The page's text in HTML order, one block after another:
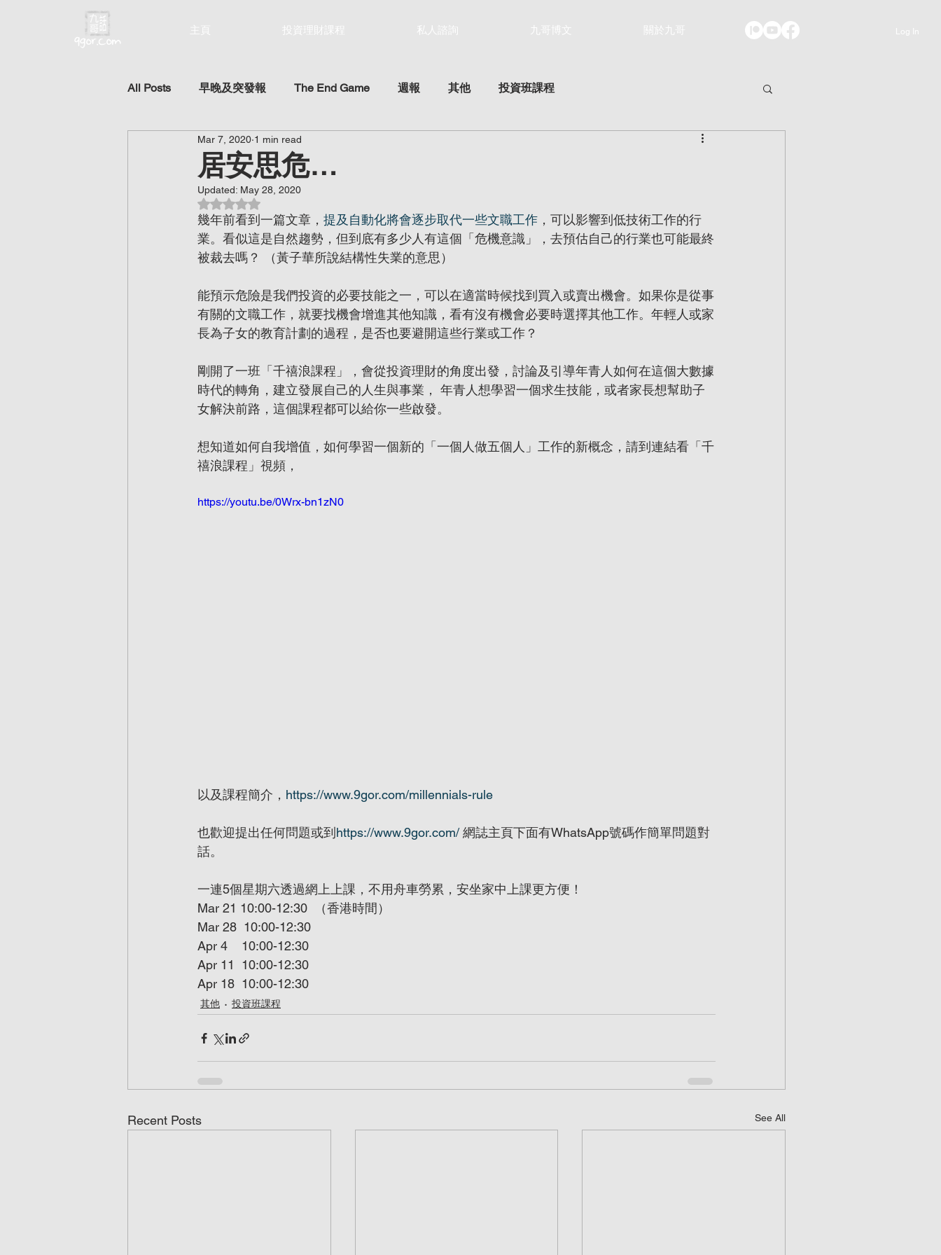
主頁 投資理財課程 私人諮詢 九哥博文 關於九哥 Log In
All Posts 早晚及突發報 The End Game 週報 其他 投資班課程
居安思危…
Mar 7, 2020 1 min read
Updated: May 28, 2020
Rated NaN out of 5 stars.
幾年前看到一篇文章， 提及自動化將會逐步取代一些文職工作 ，可以影響到低技術工作的行
業。看似這是自然趨勢，但到底有多少人有這個「危機意識」，去預估自己的行業也可能最終
被裁去嗎？ （黃子華所說結構性失業的意思）
能預示危險是我們投資的必要技能之一，可以在適當時候找到買入或賣出機會。如果你是從事
有關的文職工作，就要找機會增進其他知識，看有沒有機會必要時選擇其他工作。年輕人或家
長為子女的教育計劃的過程，是否也要避開這些行業或工作？
剛開了一班「千禧浪課程」，會從投資理財的角度出發，討論及引導年青人如何在這個大數據
時代的轉角，建立發展自己的人生與事業， 年青人想學習一個求生技能，或者家長想幫助子
女解決前路，這個課程都可以給你一些啟發。
想知道如何自我增值，如何學習一個新的「一個人做五個人」工作的新概念，請到連結看「千
禧浪課程」視頻，
https://youtu.be/0Wrx-bn1zN0
以及課程簡介， https://www.9gor.com/millennials-rule
也歡迎提出任何問題或到 https://www.9gor.com/ 網誌主頁下面有WhatsApp號碼作簡單問題對
話。
一連5個星期六透過網上上課，不用舟車勞累，安坐家中上課更方便！
Mar 21 10:00-12:30  （香港時間）
Mar 28  10:00-12:30
Apr 4    10:00-12:30
Apr 11  10:00-12:30
Apr 18  10:00-12:30
其他 投資班課程
Recent Posts See All